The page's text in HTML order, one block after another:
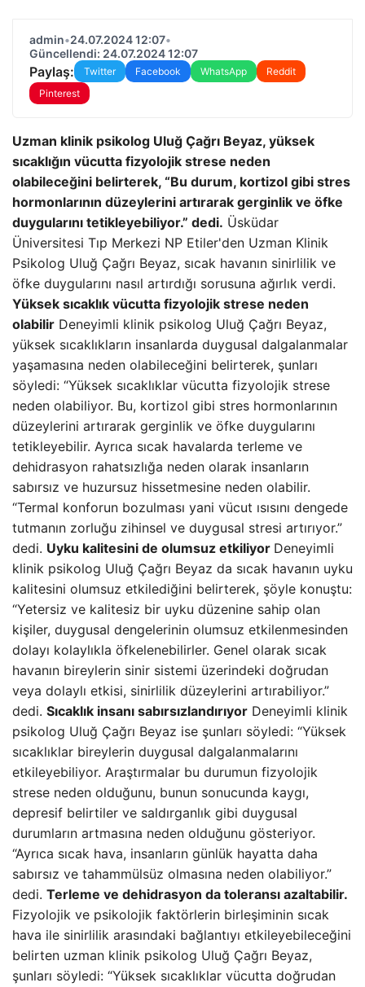
admin•24.07.2024 12:07•
Güncellendi: 24.07.2024 12:07
Paylaş: Twitter Facebook WhatsApp
Reddit
Pinterest
Uzman klinik psikolog Uluğ Çağrı Beyaz, yüksek
sıcaklığın vücutta fizyolojik strese neden
olabileceğini belirterek, “Bu durum, kortizol gibi stres
hormonlarının düzeylerini artırarak gerginlik ve öfke
duygularını tetikleyebiliyor.” dedi. Üsküdar
Üniversitesi Tıp Merkezi NP Etiler'den Uzman Klinik
Psikolog Uluğ Çağrı Beyaz, sıcak havanın sinirlilik ve
öfke duygularını nasıl artırdığı sorusuna ağırlık verdi.
Yüksek sıcaklık vücutta fizyolojik strese neden
olabilir Deneyimli klinik psikolog Uluğ Çağrı Beyaz,
yüksek sıcaklıkların insanlarda duygusal dalgalanmalar
yaşamasına neden olabileceğini belirterek, şunları
söyledi: “Yüksek sıcaklıklar vücutta fizyolojik strese
neden olabiliyor. Bu, kortizol gibi stres hormonlarının
düzeylerini artırarak gerginlik ve öfke duygularını
tetikleyebilir. Ayrıca sıcak havalarda terleme ve
dehidrasyon rahatsızlığa neden olarak insanların
sabırsız ve huzursuz hissetmesine neden olabilir.
“Termal konforun bozulması yani vücut ısısını dengede
tutmanın zorluğu zihinsel ve duygusal stresi artırıyor.”
dedi. Uyku kalitesini de olumsuz etkiliyor Deneyimli
klinik psikolog Uluğ Çağrı Beyaz da sıcak havanın uyku
kalitesini olumsuz etkilediğini belirterek, şöyle konuştu:
“Yetersiz ve kalitesiz bir uyku düzenine sahip olan
kişiler, duygusal dengelerinin olumsuz etkilenmesinden
dolayı kolaylıkla öfkelenebilirler. Genel olarak sıcak
havanın bireylerin sinir sistemi üzerindeki doğrudan
veya dolaylı etkisi, sinirlilik düzeylerini artırabiliyor.”
dedi. Sıcaklık insanı sabırsızlandırıyor Deneyimli klinik
psikolog Uluğ Çağrı Beyaz ise şunları söyledi: “Yüksek
sıcaklıklar bireylerin duygusal dalgalanmalarını
etkileyebiliyor. Araştırmalar bu durumun fizyolojik
strese neden olduğunu, bunun sonucunda kaygı,
depresif belirtiler ve saldırganlık gibi duygusal
durumların artmasına neden olduğunu gösteriyor.
“Ayrıca sıcak hava, insanların günlük hayatta daha
sabırsız ve tahammülsüz olmasına neden olabiliyor.”
dedi. Terleme ve dehidrasyon da toleransı azaltabilir.
Fizyolojik ve psikolojik faktörlerin birleşiminin sıcak
hava ile sinirlilik arasındaki bağlantıyı etkileyebileceğini
belirten uzman klinik psikolog Uluğ Çağrı Beyaz,
şunları söyledi: “Yüksek sıcaklıklar vücutta doğrudan